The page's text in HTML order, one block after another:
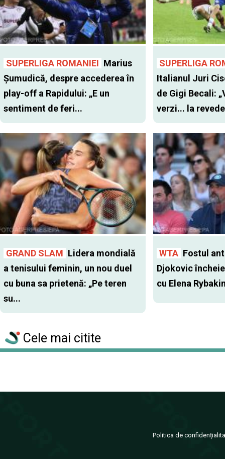
SUPERLIGA ROMANIEI Marius
Șumudică, despre accederea în
play-off a Rapidului: „E un
sentiment de feri...
SUPERLIGA
Italianul Juri
de Gigi Becali:
verzi... la
GRAND SLAM Lidera mondială
a tenisului feminin, un nou duel
cu buna sa prietenă: „Pe teren
su...
WTA Fostul
Djokovic
cu Elena
Cele mai citite
Politica de